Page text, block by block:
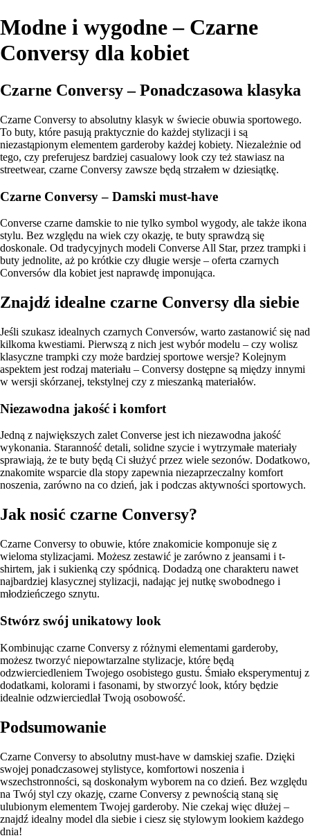
Modne i wygodne – Czarne
Conversy dla kobiet
Czarne Conversy – Ponadczasowa klasyka
Czarne Conversy to absolutny klasyk w świecie obuwia sportowego.
To buty, które pasują praktycznie do każdej stylizacji i są
niezastąpionym elementem garderoby każdej kobiety. Niezależnie od
tego, czy preferujesz bardziej casualowy look czy też stawiasz na
streetwear, czarne Conversy zawsze będą strzałem w dziesiątkę.
Czarne Conversy – Damski must-have
Converse czarne damskie to nie tylko symbol wygody, ale także ikona
stylu. Bez względu na wiek czy okazję, te buty sprawdzą się
doskonale. Od tradycyjnych modeli Converse All Star, przez trampki i
buty jednolite, aż po krótkie czy długie wersje – oferta czarnych
Conversów dla kobiet jest naprawdę imponująca.
Znajdź idealne czarne Conversy dla siebie
Jeśli szukasz idealnych czarnych Conversów, warto zastanowić się nad
kilkoma kwestiami. Pierwszą z nich jest wybór modelu – czy wolisz
klasyczne trampki czy może bardziej sportowe wersje? Kolejnym
aspektem jest rodzaj materiału – Conversy dostępne są między innymi
w wersji skórzanej, tekstylnej czy z mieszanką materiałów.
Niezawodna jakość i komfort
Jedną z największych zalet Converse jest ich niezawodna jakość
wykonania. Staranność detali, solidne szycie i wytrzymałe materiały
sprawiają, że te buty będą Ci służyć przez wiele sezonów. Dodatkowo,
znakomite wsparcie dla stopy zapewnia niezaprzeczalny komfort
noszenia, zarówno na co dzień, jak i podczas aktywności sportowych.
Jak nosić czarne Conversy?
Czarne Conversy to obuwie, które znakomicie komponuje się z
wieloma stylizacjami. Możesz zestawić je zarówno z jeansami i t-
shirtem, jak i sukienką czy spódnicą. Dodadzą one charakteru nawet
najbardziej klasycznej stylizacji, nadając jej nutkę swobodnego i
młodzieńczego sznytu.
Stwórz swój unikatowy look
Kombinując czarne Conversy z różnymi elementami garderoby,
możesz tworzyć niepowtarzalne stylizacje, które będą
odzwierciedleniem Twojego osobistego gustu. Śmiało eksperymentuj z
dodatkami, kolorami i fasonami, by stworzyć look, który będzie
idealnie odzwierciedlał Twoją osobowość.
Podsumowanie
Czarne Conversy to absolutny must-have w damskiej szafie. Dzięki
swojej ponadczasowej stylistyce, komfortowi noszenia i
wszechstronności, są doskonałym wyborem na co dzień. Bez względu
na Twój styl czy okazję, czarne Conversy z pewnością staną się
ulubionym elementem Twojej garderoby. Nie czekaj więc dłużej –
znajdź idealny model dla siebie i ciesz się stylowym lookiem każdego
dnia!